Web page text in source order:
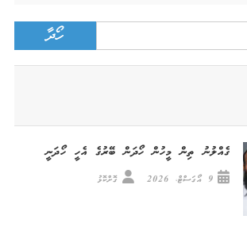
Search
for:
ގެއްލުނު ތިން މީހުން ހޯދަން ބޭރުގެ އެހީ ހޯދަނީ
9 އޯގަސްޓް، 2026 ގޮށްކޮޅު